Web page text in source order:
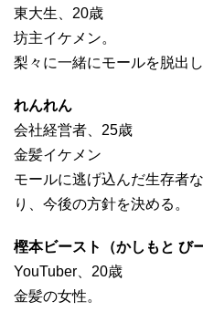
東大生、20歳
坊主イケメン。
梨々に一緒にモールを脱出
れんれん
会社経営者、25歳
金髪イケメン
モールに逃げ込んだ生存者
り、今後の方針を決める。
樫本ビースト（かしもと び
YouTuber、20歳
金髪の女性。